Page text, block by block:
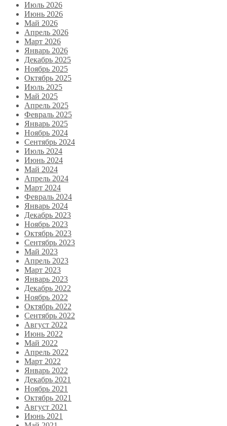
Июль 2026
Июнь 2026
Май 2026
Апрель 2026
Март 2026
Январь 2026
Декабрь 2025
Ноябрь 2025
Октябрь 2025
Июль 2025
Май 2025
Апрель 2025
Февраль 2025
Январь 2025
Ноябрь 2024
Сентябрь 2024
Июль 2024
Июнь 2024
Май 2024
Апрель 2024
Март 2024
Февраль 2024
Январь 2024
Декабрь 2023
Ноябрь 2023
Октябрь 2023
Сентябрь 2023
Май 2023
Апрель 2023
Март 2023
Январь 2023
Декабрь 2022
Ноябрь 2022
Октябрь 2022
Сентябрь 2022
Август 2022
Июнь 2022
Май 2022
Апрель 2022
Март 2022
Январь 2022
Декабрь 2021
Ноябрь 2021
Октябрь 2021
Август 2021
Июнь 2021